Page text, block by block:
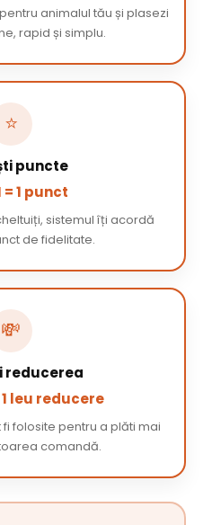
animalul tău și plasezi
rapid și simplu.
⭐
puncte
= 1 punct
sistemul îți acordă
de fidelitate.
💸
reducerea
leu reducere
folosite pentru a plăti mai
comandă.